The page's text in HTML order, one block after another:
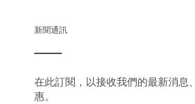
新聞通訊
在此訂閱，以接收我們的最新消息
惠。